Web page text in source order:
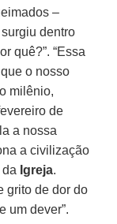
–
dentro
quê?”. “Essa
o nosso
milênio,
de
a nossa
a civilização
Igreja.
grito de dor do
um dever”.